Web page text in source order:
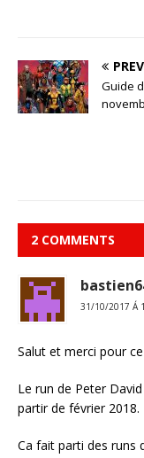
Guide
2 COMMENTS
31/10/2017 Á
Salut et merci pour
Le run de Peter
partir de février 2018.
Ca fait parti des runs